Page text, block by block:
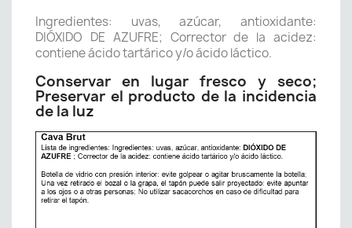
Ingredientes: uvas, azúcar, antioxidante:
DIÓXIDO DE AZUFRE; Corrector de la acidez:
contiene ácido tartárico y/o ácido láctico.
Conservar en lugar fresco y seco;
Preservar el producto de la incidencia
de la luz